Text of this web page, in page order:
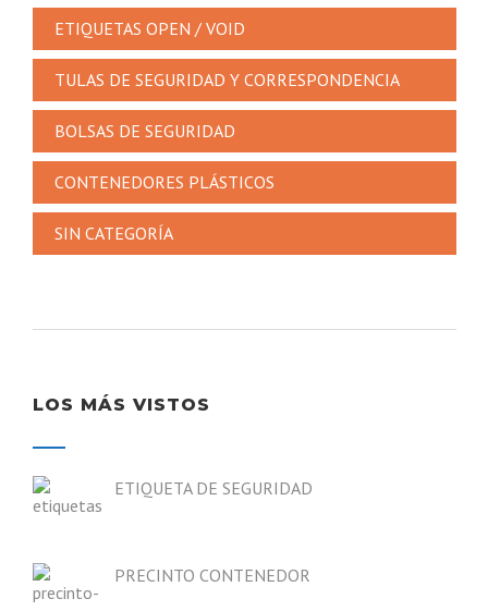
ETIQUETAS OPEN / VOID
TULAS DE SEGURIDAD Y CORRESPONDENCIA
BOLSAS DE SEGURIDAD
CONTENEDORES PLÁSTICOS
SIN CATEGORÍA
LOS MÁS VISTOS
ETIQUETA DE SEGURIDAD
PRECINTO CONTENEDOR